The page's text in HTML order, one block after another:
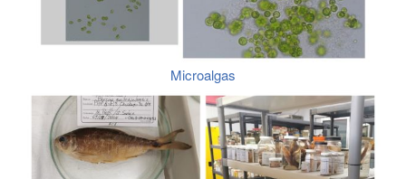
Microalgas